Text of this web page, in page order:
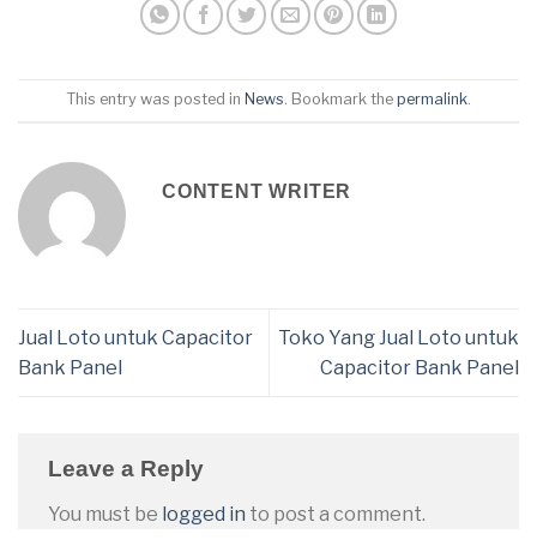
This entry was posted in News. Bookmark the permalink.
CONTENT WRITER
Jual Loto untuk Capacitor
Bank Panel
Toko Yang Jual Loto untuk
Capacitor Bank Panel
Leave a Reply
You must be logged in to post a comment.